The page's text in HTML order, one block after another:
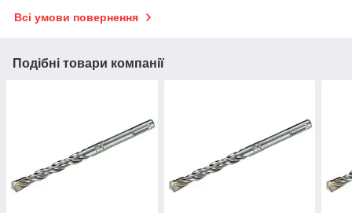
Всі умови повернення
Подібні товари компанії